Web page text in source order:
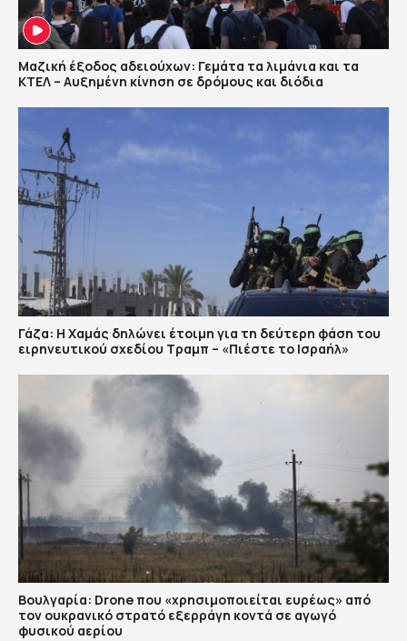
Μαζική έξοδος αδειούχων: Γεμάτα τα λιμάνια και τα
ΚΤΕΛ – Αυξημένη κίνηση σε δρόμους και διόδια
Γάζα: Η Χαμάς δηλώνει έτοιμη για τη δεύτερη φάση του
ειρηνευτικού σχεδίου Τραμπ – «Πιέστε το Ισραήλ»
Βουλγαρία: Drone που «χρησιμοποιείται ευρέως» από
τον ουκρανικό στρατό εξερράγη κοντά σε αγωγό
φυσικού αερίου